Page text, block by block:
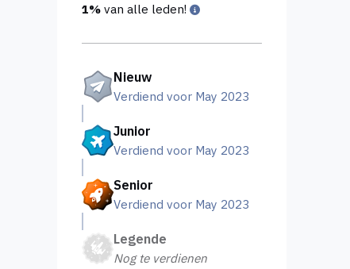
1%van alle leden!
Nieuw
Verdiend voor May 2023
Junior
Verdiend voor May 2023
Senior
Verdiend voor May 2023
Legende
Nog te verdienen